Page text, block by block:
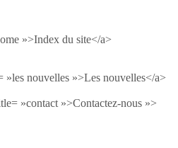
»>Index du site</a>
»les nouvelles »>Les nouvelles</a>
»contact »>Contactez-nous »>